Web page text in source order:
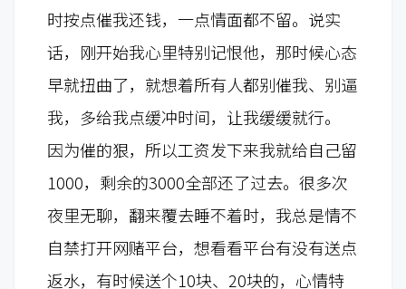
时按点催我还钱，一点情面都不留。说实
话，刚开始我心里特别记恨他，那时候心态
早就扭曲了，就想着所有人都别催我、别逼
我，多给我点缓冲时间，让我缓缓就行。
因为催的狠，所以工资发下来我就给自己留
1000，剩余的3000全部还了过去。很多次
夜里无聊，翻来覆去睡不着时，我总是情不
自禁打开网赌平台，想看看平台有没有送点
返水，有时候送个10块、20块的，心情特